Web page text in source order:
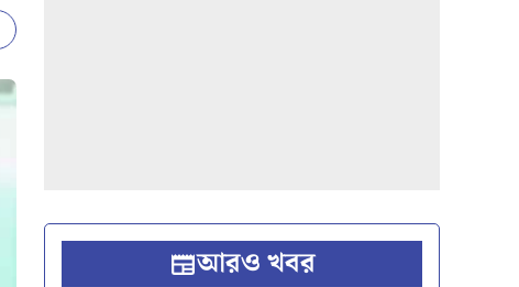
আরও খবর